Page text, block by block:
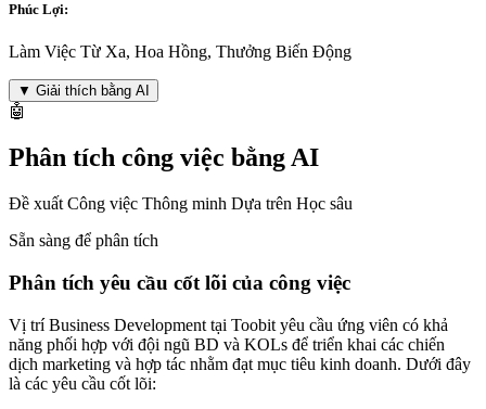
Phúc Lợi:
Làm Việc Từ Xa, Hoa Hồng, Thưởng Biến Động
▼ Giải thích bằng AI
🤖
Phân tích công việc bằng AI
Đề xuất Công việc Thông minh Dựa trên Học sâu
Sẵn sàng để phân tích
Phân tích yêu cầu cốt lõi của công việc
Vị trí Business Development tại Toobit yêu cầu ứng viên có khả
năng phối hợp với đội ngũ BD và KOLs để triển khai các chiến
dịch marketing và hợp tác nhằm đạt mục tiêu kinh doanh. Dưới đây
là các yêu cầu cốt lõi: